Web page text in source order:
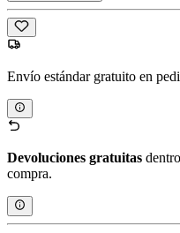
Envío estándar gratuito en
Devoluciones gratuitas
compra.